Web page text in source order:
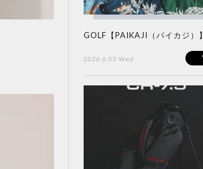
GOLF【PAIKAJI（パイカジ）】
2026.6.03 Wed